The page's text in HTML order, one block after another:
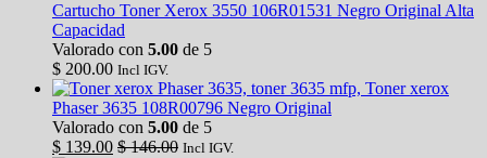
Cartucho Toner Xerox 3550 106R01531 Negro Original Alta
Capacidad
Valorado con 5.00 de 5
$ 200.00 Incl IGV.
Toner xerox
Phaser 3635 108R00796 Negro Original
Valorado con 5.00 de 5
$ 139.00 $146.00 Incl IGV.